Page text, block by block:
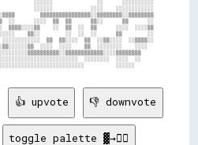
░░░░░░              ░░      ░░░░░░░░░░
░░░░░░            ░░░░    ░░░░░░░░░░░░
▒▒▒▒▒▒▒▒▒▒▒▒▒▒▒▒░░▒▒▒▒▒▒▒▒░░▒▒▒▒▒▒▒▒
░░      ░░░░  ▒▒  ▒▒      ▒▒░░      ▒▒      ░░
▒▒▒▒░░░░▒▒    ░░  ▒▒  ░░  ▒▒      ░░░░  ░░░░▒▒
░░░░░░░░    ▒▒░░        ░░  ░░  ░░      ▒▒        ░░
░░░░░░░░░░░░  ▒▒  ▒▒░░░░  ▒▒  ░░▒▒░░░░  ░░▒▒▒▒░░
░░▒▒░░░░░░▒▒  ░░░░  ░░░░    ▒▒  ░░░░░░░░    ░░░░
░░░░░░░░  ░░░░  ░░
👍 upvote 👎 downvote
toggle palette ▓→✊🏽